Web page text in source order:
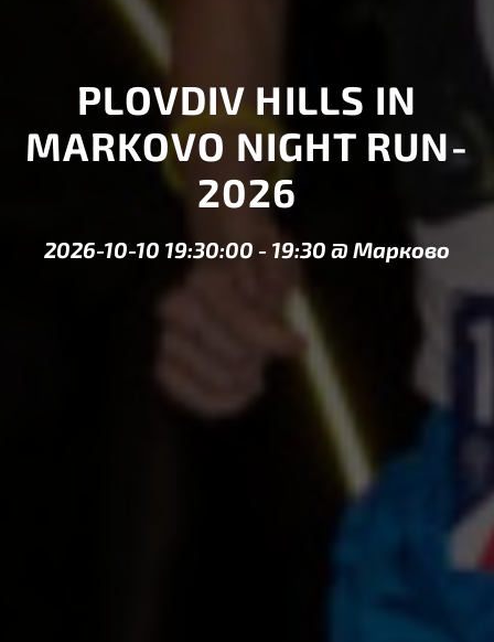
PLOVDIV HILLS IN
MARKOVO NIGHT RUN-
2026
2026-10-10 19:30:00 - 19:30 @ Марково